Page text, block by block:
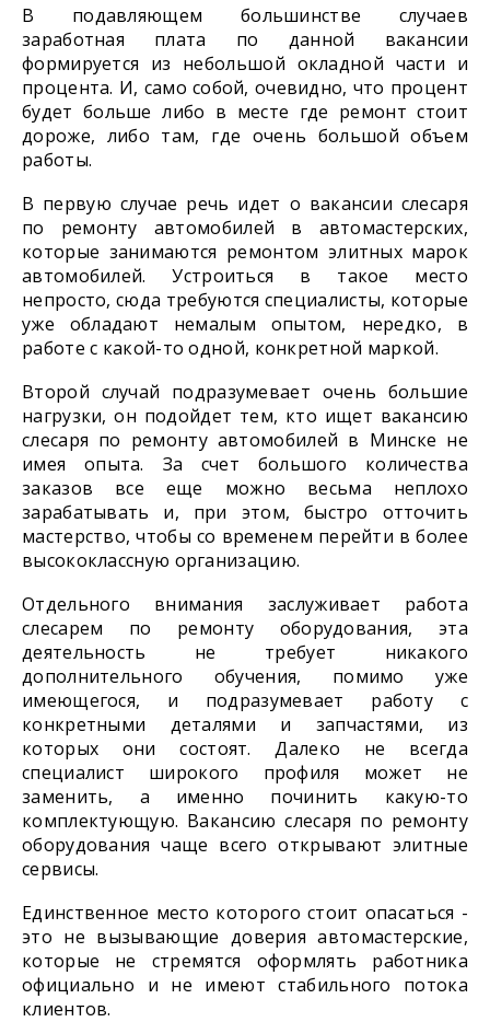
В подавляющем большинстве случаев
заработная плата по данной вакансии
формируется из небольшой окладной части и
процента. И, само собой, очевидно, что процент
будет больше либо в месте где ремонт стоит
дороже, либо там, где очень большой объем
работы.
В первую случае речь идет о вакансии слесаря
по ремонту автомобилей в автомастерских,
которые занимаются ремонтом элитных марок
автомобилей. Устроиться в такое место
непросто, сюда требуются специалисты, которые
уже обладают немалым опытом, нередко, в
работе с какой-то одной, конкретной маркой.
Второй случай подразумевает очень большие
нагрузки, он подойдет тем, кто ищет вакансию
слесаря по ремонту автомобилей в Минске не
имея опыта. За счет большого количества
заказов все еще можно весьма неплохо
зарабатывать и, при этом, быстро отточить
мастерство, чтобы со временем перейти в более
высококлассную организацию.
Отдельного внимания заслуживает работа
слесарем по ремонту оборудования, эта
деятельность не требует никакого
дополнительного обучения, помимо уже
имеющегося, и подразумевает работу с
конкретными деталями и запчастями, из
которых они состоят. Далеко не всегда
специалист широкого профиля может не
заменить, а именно починить какую-то
комплектующую. Вакансию слесаря по ремонту
оборудования чаще всего открывают элитные
сервисы.
Единственное место которого стоит опасаться -
это не вызывающие доверия автомастерские,
которые не стремятся оформлять работника
официально и не имеют стабильного потока
клиентов.